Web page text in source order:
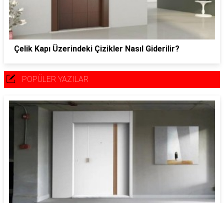
Çelik Kapı Üzerindeki Çizikler Nasıl Giderilir?
POPÜLER YAZILAR